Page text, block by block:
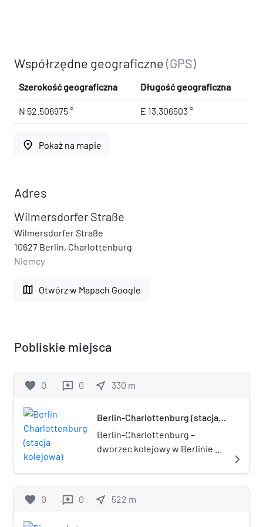
Współrzędne geograficzne(GPS)
Szerokość geograficzna Długość geograficzna
N 52.506975 ° E 13.306503 °
place Pokaż na mapie
Adres
Wilmersdorfer Straße
Wilmersdorfer Straße
10627 Berlin, Charlottenburg
Niemcy
map Otwórz w Mapach Google
Pobliskie miejsca
favorite 0 reviews 0 near_me 330 m
Berlin-Charlottenburg (stacja
Berlin-Charlottenburg –
dworzec kolejowy w Berlinie na
Stadtbahn w poddzielnicy
zasadniczo obsługuje pociągi
navigate_next
favorite 0 reviews 0 near_me 522 m